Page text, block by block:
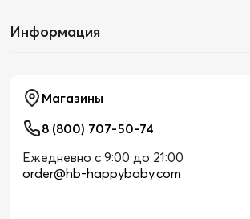
Информация
Магазины
8 (800) 707-50-74
Ежедневно с 9:00 до 21:00
order@hb-happybaby.com